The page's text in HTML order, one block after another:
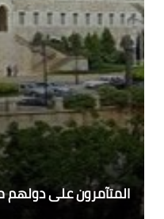
المتآمرون على دولهم